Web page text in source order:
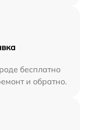
бесплатно
и обратно.